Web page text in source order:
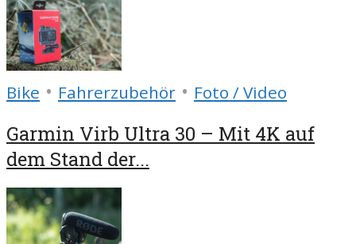
Bike • Fahrerzubehör • Foto / Video
Garmin Virb Ultra 30 – Mit 4K auf
dem Stand der...